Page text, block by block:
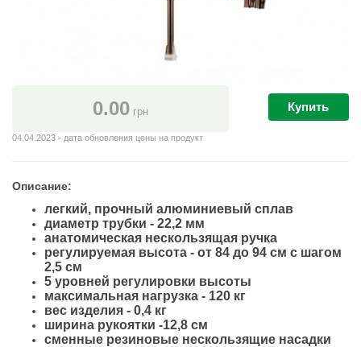
0.00грн
04.04.2023 - дата обновления цены на продукт
Купить
Описание:
легкий, прочный алюминиевый сплав
диаметр трубки - 22,2 мм
анатомическая нескользящая ручка
регулируемая высота - от 84 до 94 см с шагом
2,5 см
5 уровней регулировки высоты
максимальная нагрузка - 120 кг
вес изделия - 0,4 кг
ширина рукоятки -12,8 см
сменные резиновые нескользящие насадки